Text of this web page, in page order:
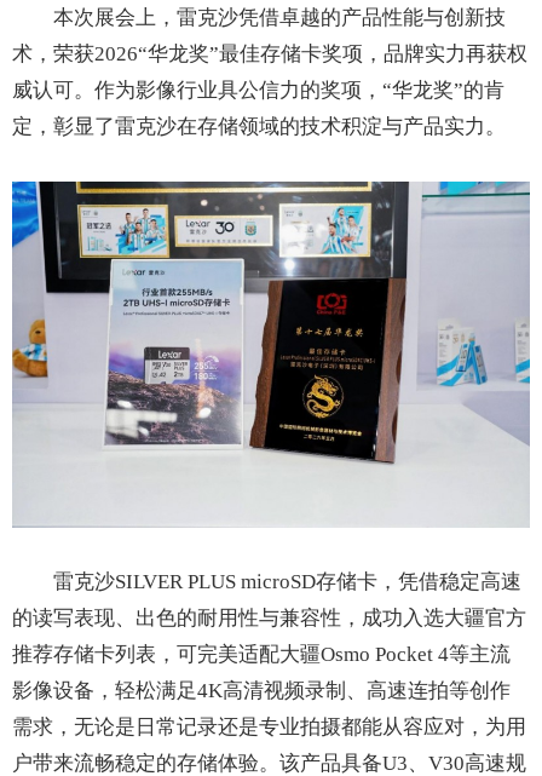
本次展会上，雷克沙凭借卓越的产品性能与创新技
术，荣获2026“华龙奖”最佳存储卡奖项，品牌实力再获权
威认可。作为影像行业具公信力的奖项，“华龙奖”的肯
定，彰显了雷克沙在存储领域的技术积淀与产品实力。
雷克沙SILVER PLUS microSD存储卡，凭借稳定高速
的读写表现、出色的耐用性与兼容性，成功入选大疆官方
推荐存储卡列表，可完美适配大疆Osmo Pocket 4等主流
影像设备，轻松满足4K高清视频录制、高速连拍等创作
需求，无论是日常记录还是专业拍摄都能从容应对，为用
户带来流畅稳定的存储体验。该产品具备U3、V30高速规